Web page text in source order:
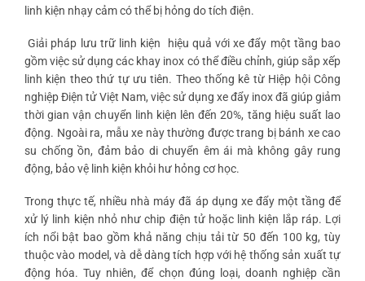
linh kiện nhạy cảm có thể bị hỏng do tích điện.
Giải pháp lưu trữ linh kiện
hiệu quả với xe đẩy một tầng bao
gồm việc sử dụng các khay inox có thể điều chỉnh, giúp sắp xếp
linh kiện theo thứ tự ưu tiên. Theo thống kê từ Hiệp hội Công
nghiệp Điện tử Việt Nam, việc sử dụng xe đẩy inox đã giúp giảm
thời gian vận chuyển linh kiện lên đến 20%, tăng hiệu suất lao
động. Ngoài ra, mẫu xe này thường được trang bị bánh xe cao
su chống ồn, đảm bảo di chuyển êm ái mà không gây rung
động, bảo vệ linh kiện khỏi hư hỏng cơ học.
Trong thực tế, nhiều nhà máy đã áp dụng xe đẩy một tầng để
xử lý linh kiện nhỏ như chip điện tử hoặc linh kiện lắp ráp. Lợi
ích nổi bật bao gồm khả năng chịu tải từ 50 đến 100 kg, tùy
thuộc vào model, và dễ dàng tích hợp với hệ thống sản xuất tự
động hóa. Tuy nhiên, để chọn đúng loại, doanh nghiệp cần